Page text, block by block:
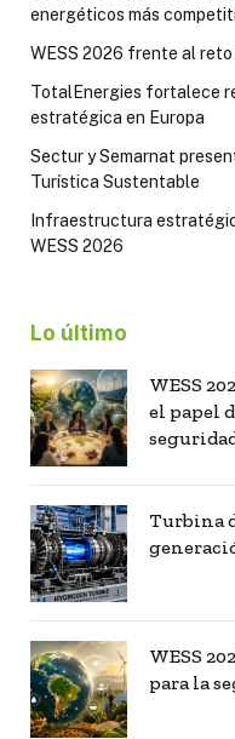
energéticos más
WESS 2026 frente al
TotalEnergies fortalece
estratégica en Europa
Sectur y Semarnat
Turística Sustentable
Infraestructura
WESS 2026
Lo último
WESS
el papel
Turbina
WESS
para la